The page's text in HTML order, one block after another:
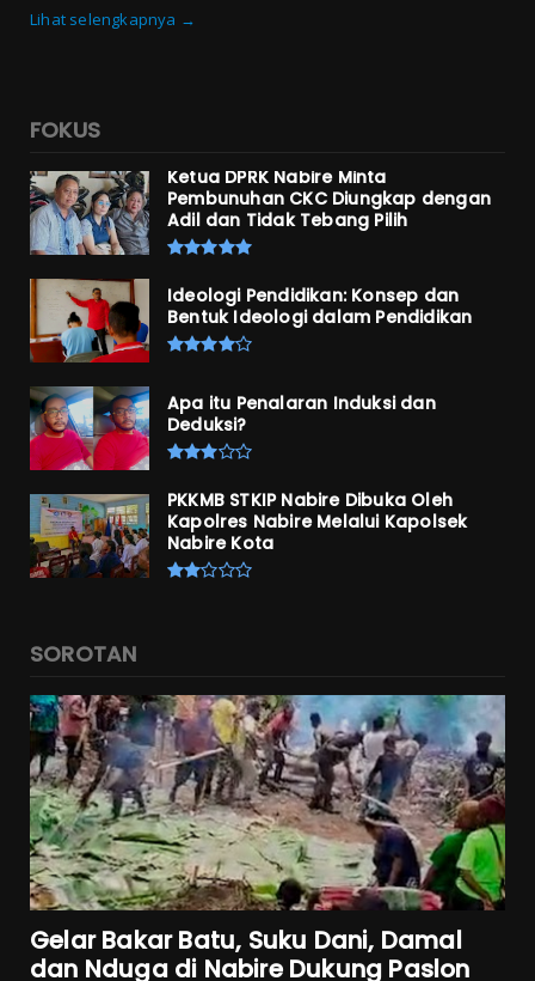
Lihat selengkapnya →
FOKUS
Ketua DPRK Nabire Minta
Pembunuhan CKC Diungkap dengan
Adil dan Tidak Tebang Pilih
Ideologi Pendidikan: Konsep dan
Bentuk Ideologi dalam Pendidikan
Apa itu Penalaran Induksi dan
Deduksi?
PKKMB STKIP Nabire Dibuka Oleh
Kapolres Nabire Melalui Kapolsek
Nabire Kota
SOROTAN
Gelar Bakar Batu, Suku Dani, Damal
dan Nduga di Nabire Dukung Paslon